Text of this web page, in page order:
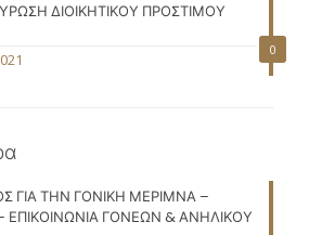
0
ΔΙΟΙΚΗΤΙΚΟΥ ΠΡΟΣΤΙΜΟΥ
ΓΙΑ ΤΗΝ ΓΟΝΙΚΗ ΜΕΡΙΜΝΑ –
ΕΠΙΚΟΙΝΩΝΙΑ ΓΟΝΕΩΝ & ΑΝΗΛΙΚΟΥ